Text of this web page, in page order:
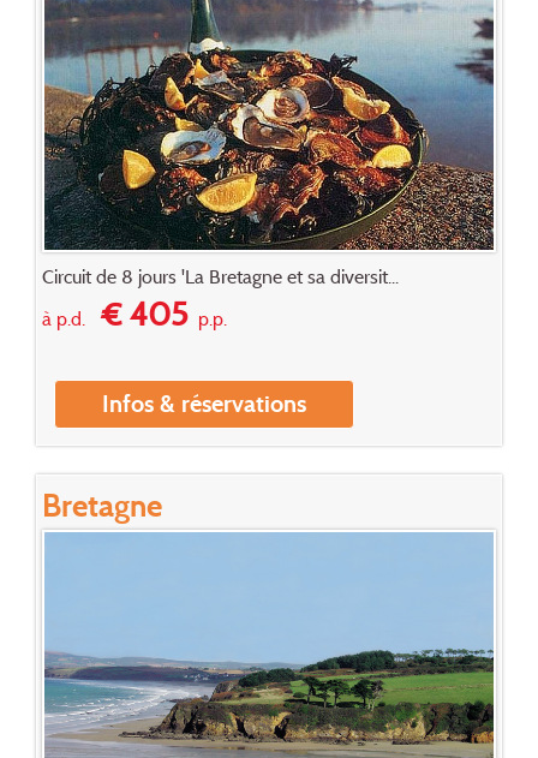
Circuit de 8 jours 'La Bretagne et sa diversit...
à p.d.€ 405p.p.
Infos & réservations
Bretagne